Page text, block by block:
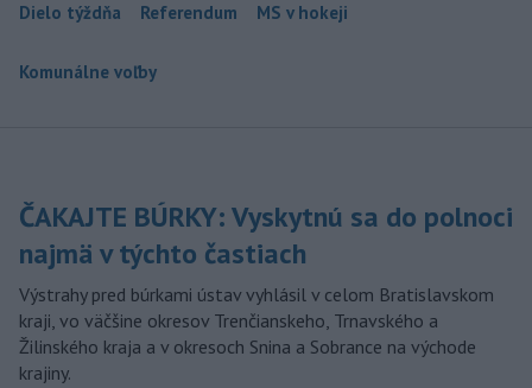
Dielo týždňa Referendum MS v hokeji
Komunálne voľby
ČAKAJTE BÚRKY: Vyskytnú sa do polnoci
najmä v týchto častiach
Výstrahy pred búrkami ústav vyhlásil v celom Bratislavskom
kraji, vo väčšine okresov Trenčianskeho, Trnavského a
Žilinského kraja a v okresoch Snina a Sobrance na východe
krajiny.